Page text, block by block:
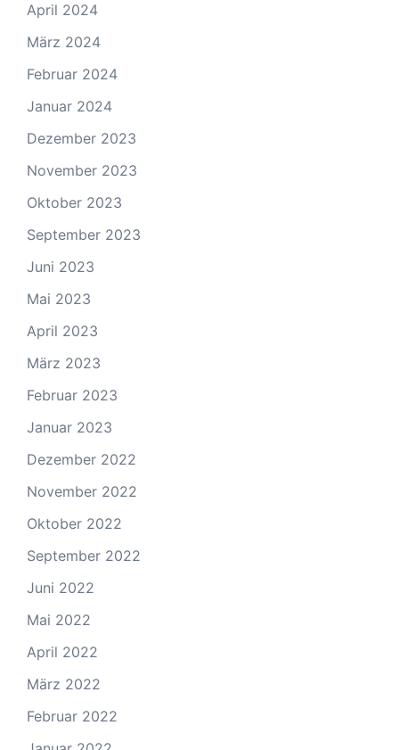
April 2024
März 2024
Februar 2024
Januar 2024
Dezember 2023
November 2023
Oktober 2023
September 2023
Juni 2023
Mai 2023
April 2023
März 2023
Februar 2023
Januar 2023
Dezember 2022
November 2022
Oktober 2022
September 2022
Juni 2022
Mai 2022
April 2022
März 2022
Februar 2022